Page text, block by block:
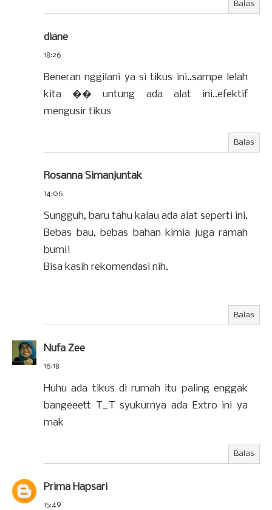
Balas
diane
18:26
Beneran nggilani ya si tikus ini..sampe lelah
kita �� untung ada alat ini..efektif
mengusir tikus
Balas
Rosanna Simanjuntak
14:06
Sungguh, baru tahu kalau ada alat seperti ini.
Bebas bau, bebas bahan kimia juga ramah
bumi!
Bisa kasih rekomendasi nih.
Balas
Nufa Zee
16:18
Huhu ada tikus di rumah itu paling enggak
bangeeett T_T syukurnya ada Extro ini ya
mak
Balas
Prima Hapsari
15:49